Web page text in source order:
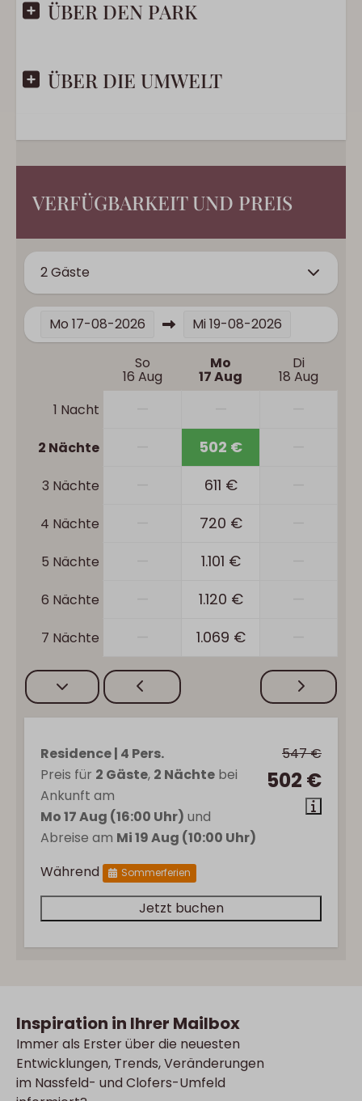
ÜBER DEN PARK
ÜBER DIE UMWELT
VERFÜGBARKEIT UND PREIS
2 Gäste
Mo 17-08-2026 Mi19-08-2026
So
16 Aug
Mo
17 Aug
Di
18 Aug
1 Nacht
2 Nächte 502 €
3 Nächte 611 €
4 Nächte 720 €
5 Nächte 1.101 €
6 Nächte 1.120 €
7 Nächte 1.069 €
547 €
502 €
Residence | 4 Pers.
Preis für 2 Gäste, 2 Nächte bei
Ankunft am
Mo 17 Aug (16:00 Uhr) und
Abreise am Mi 19 Aug (10:00 Uhr)
Während
Sommerferien
Jetzt buchen
Inspiration in Ihrer Mailbox
Immer als Erster über die neuesten
Entwicklungen, Trends, Veränderungen
im Nassfeld- und Clofers-Umfeld